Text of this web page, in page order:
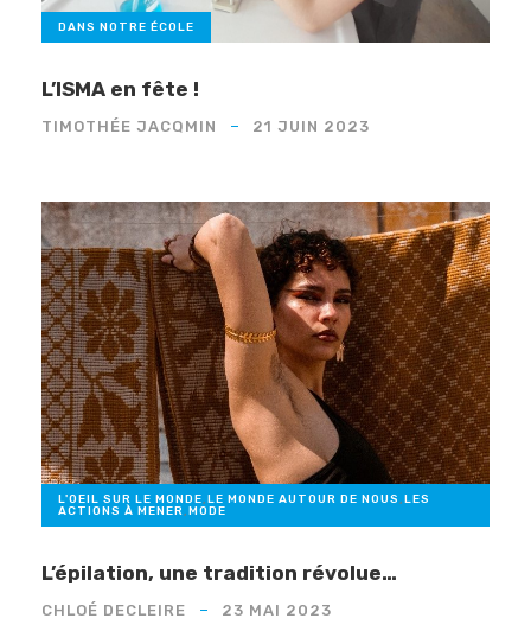
DANS NOTRE ÉCOLE
L’ISMA en fête !
TIMOTHÉE JACQMIN 21 JUIN 2023
L'OEIL SUR LE MONDE,LE MONDE AUTOUR DE NOUS,LES
ACTIONS À MENER,MODE
L’épilation, une tradition révolue…
CHLOÉ DECLEIRE 23 MAI 2023